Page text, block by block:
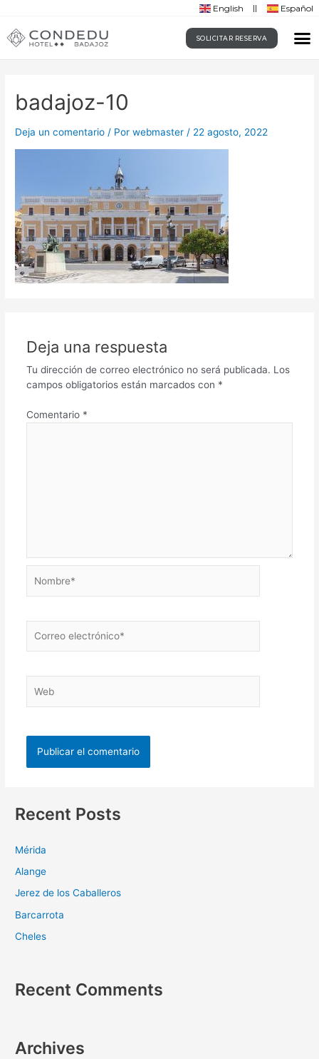
English Español
SOLICITAR RESERVA
badajoz-10
Deja un comentario / Porwebmaster / 22 agosto, 2022
Deja una respuesta
Tu dirección de correo electrónico no será publicada. Los
campos obligatorios están marcados con *
Comentario *
Recent Posts
Mérida
Alange
Jerez de los Caballeros
Barcarrota
Cheles
Recent Comments
Archives